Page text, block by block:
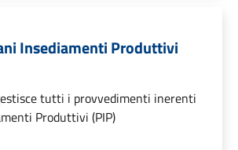
Insediamenti Produttivi
tutti i provvedimenti inerenti
Produttivi (PIP)